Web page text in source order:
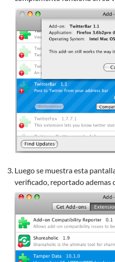
Luego se muestra esta
verificado, reportado ademas